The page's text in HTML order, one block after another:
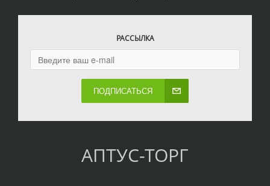
РАССЫЛКА
ПОДПИСАТЬСЯ
АПТУС-ТОРГ